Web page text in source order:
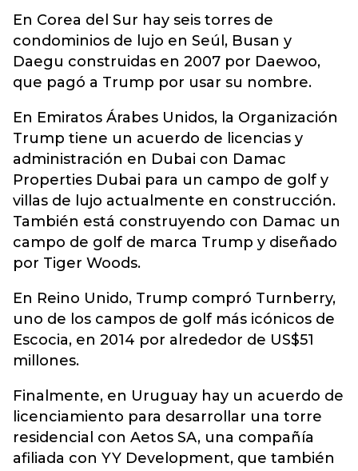
En Corea del Sur hay seis torres de
condominios de lujo en Seúl, Busan y
Daegu construidas en 2007 por Daewoo,
que pagó a Trump por usar su nombre.
En Emiratos Árabes Unidos, la Organización
Trump tiene un acuerdo de licencias y
administración en Dubai con Damac
Properties Dubai para un campo de golf y
villas de lujo actualmente en construcción.
También está construyendo con Damac un
campo de golf de marca Trump y diseñado
por Tiger Woods.
En Reino Unido, Trump compró Turnberry,
uno de los campos de golf más icónicos de
Escocia, en 2014 por alrededor de US$51
millones.
Finalmente, en Uruguay hay un acuerdo de
licenciamiento para desarrollar una torre
residencial con Aetos SA, una compañía
afiliada con YY Development, que también